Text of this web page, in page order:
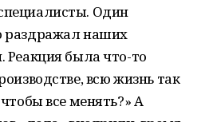
Один
раздражал наших
Реакция была что-то
всю жизнь так
все менять?» А